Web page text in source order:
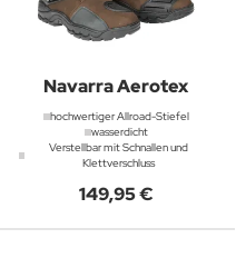
Navarra Aerotex
hochwertiger Allroad-Stiefel
wasserdicht
Verstellbar mit Schnallen und
Klettverschluss
149,95 €